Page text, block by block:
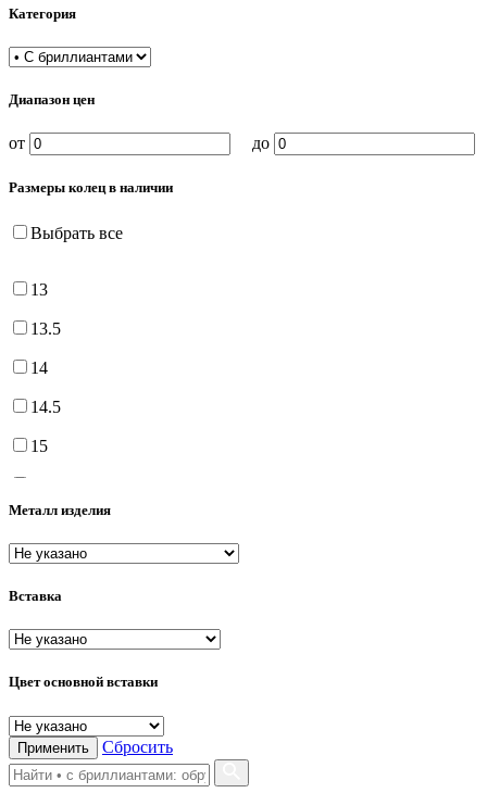
Категория
Диапазон цен
от до
Размеры колец в наличии
Выбрать все
13
13.5
14
14.5
15
16.5
17
17.5
18
18.5
19
Металл изделия
Вставка
Цвет основной вставки
Применить Сбросить